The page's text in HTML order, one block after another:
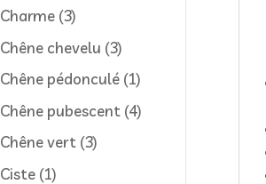
Charme 33
produits
Chêne chevelu 33
produits
Chêne pédonculé 11
produit
Chêne pubescent 44
Chêne vert 33
Ciste 11